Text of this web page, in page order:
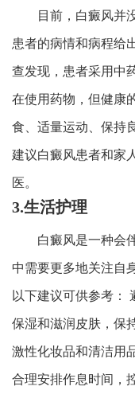
目前，白癜风并
患者的病情和病程给
查发现，患者采用中
在使用药物，但健康
食、适量运动、保持
建议白癜风患者和家
医。
3.生活护理
白癜风是一种会
中需要更多地关注自
以下建议可供参考：
保湿和滋润皮肤，保
激性化妆品和清洁用
合理安排作息时间，